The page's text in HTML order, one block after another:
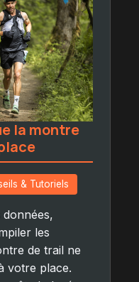
la montre
& Tutoriels
les
de trail ne
votre place.